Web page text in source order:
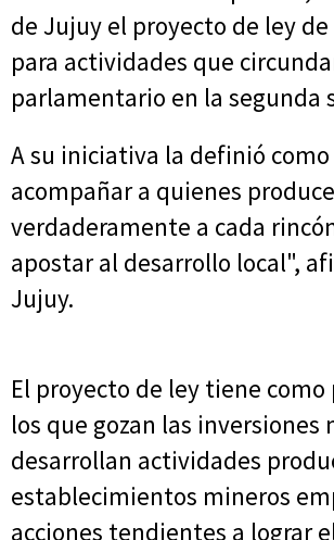
de Jujuy el proyecto de ley
para actividades que
parlamentario en la segunda
A su iniciativa la definió
acompañar a quienes
verdaderamente a cada
apostar al desarrollo local",
Jujuy.
El proyecto de ley tiene
los que gozan las
desarrollan actividades
establecimientos mineros
acciones tendientes a lograr